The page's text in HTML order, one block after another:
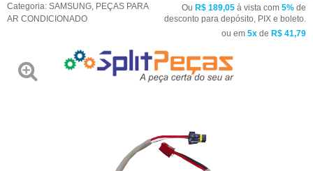
Categoria: SAMSUNG PEÇAS PARA
AR CONDICIONADO
Ou R$ 189,05 à vista com 5% de
desconto para depósito, PIX e boleto.
ou em 5x de R$ 41,79